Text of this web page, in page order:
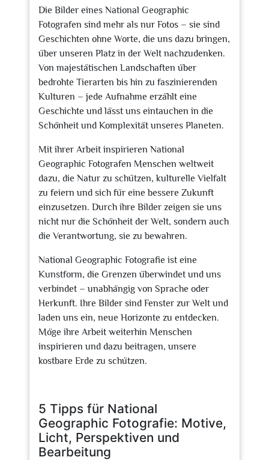
Die Bilder eines National Geographic
Fotografen sind mehr als nur Fotos – sie sind
Geschichten ohne Worte, die uns dazu bringen,
über unseren Platz in der Welt nachzudenken.
Von majestätischen Landschaften über
bedrohte Tierarten bis hin zu faszinierenden
Kulturen – jede Aufnahme erzählt eine
Geschichte und lässt uns eintauchen in die
Schönheit und Komplexität unseres Planeten.
Mit ihrer Arbeit inspirieren National
Geographic Fotografen Menschen weltweit
dazu, die Natur zu schützen, kulturelle Vielfalt
zu feiern und sich für eine bessere Zukunft
einzusetzen. Durch ihre Bilder zeigen sie uns
nicht nur die Schönheit der Welt, sondern auch
die Verantwortung, sie zu bewahren.
National Geographic Fotografie ist eine
Kunstform, die Grenzen überwindet und uns
verbindet – unabhängig von Sprache oder
Herkunft. Ihre Bilder sind Fenster zur Welt und
laden uns ein, neue Horizonte zu entdecken.
Möge ihre Arbeit weiterhin Menschen
inspirieren und dazu beitragen, unsere
kostbare Erde zu schützen.
5 Tipps für National
Geographic Fotografie: Motive,
Licht, Perspektiven und
Bearbeitung